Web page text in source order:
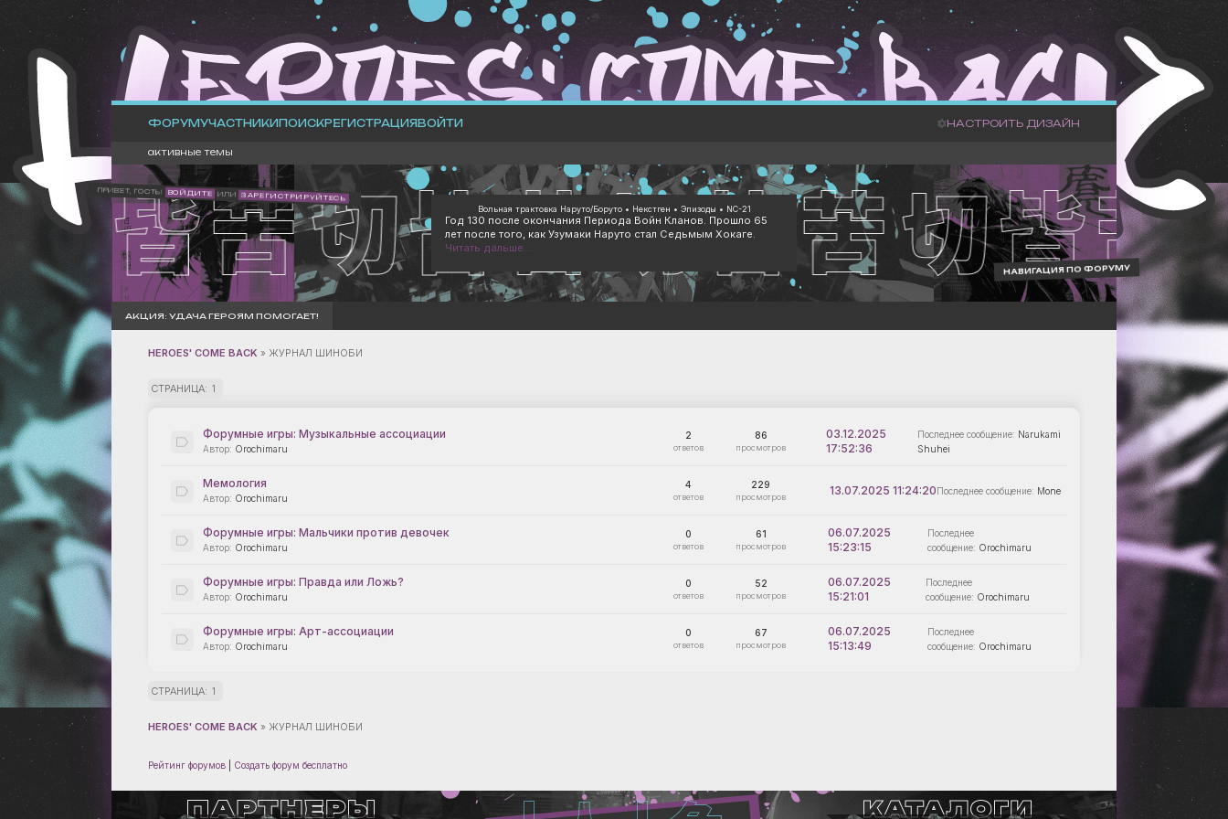
ФОРУМУЧАСТНИКИ ПОИСКРЕГИСТРАЦИЯВОЙТИ НАСТРОИТЬ ДИЗАЙН
активные темы
Вольная трактовка Наруто/Боруто • Некстген • Эпизоды • NC-21
Год 130 после окончания Периода Войн Кланов. Прошло 65
лет после того, как Узумаки Наруто стал Седьмым Хокаге.
Читать дальше...
НАВИГАЦИЯ ПО ФОРУМУ
АКЦИЯ: УДАЧА ГЕРОЯМ ПОМОГАЕТ!
ПРИВЕТ, ГОСТЬ! ВОЙДИТЕ ИЛИ ЗАРЕГИСТРИРУЙТЕСЬ .
HEROES' COME BACK » ЖУРНАЛ ШИНОБИ
СТРАНИЦА: 1
Форумные игры: Музыкальные ассоциации
Orochimaru
2 86
03.12.2025
17:52:36
Narukami
Shuhei
Мемология
Orochimaru
4 229 13.07.2025 11:24:20 Mone
Форумные игры: Мальчики против девочек
Orochimaru
0 61
06.07.2025
15:23:15
Orochimaru
Форумные игры: Правда или Ложь?
Orochimaru
0 52
06.07.2025
15:21:01
Orochimaru
Форумные игры: Арт-ассоциации
Orochimaru
0 67
06.07.2025
15:13:49
Orochimaru
СТРАНИЦА: 1
HEROES' COME BACK » ЖУРНАЛ ШИНОБИ
Рейтинг форумов Создать форум бесплатно